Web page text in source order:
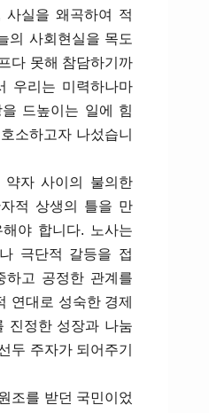
사실을 왜곡하여 적
의 사회현실을 목도
다 못해 참담하기까
우리는 미력하나마
드높이는 일에 힘
소하고자 나섰습니
자 사이의 불의한
적 상생의 틀을 만
야 합니다. 노사는
극단적 갈등을 접
하고 공정한 관계를
연대로 성숙한 경제
진정한 성장과 나눔
두 주자가 되어주기
조를 받던 국민이었